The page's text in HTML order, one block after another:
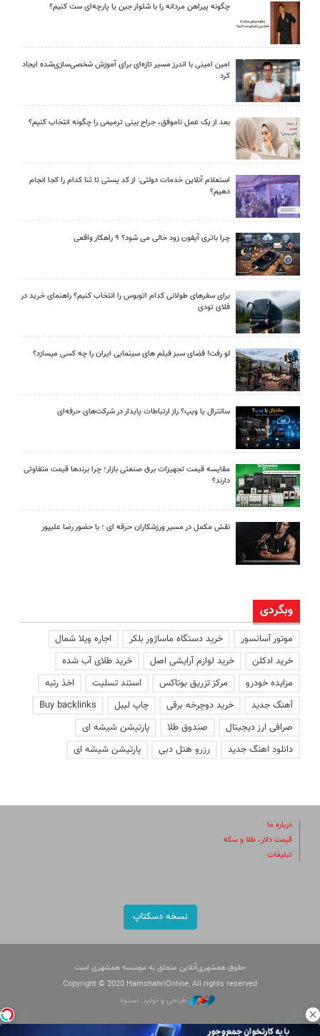
چگونه پیراهن مردانه را با شلوار جین یا پارچه‌ای ست کنیم؟
امین امینی با اندرز مسیر تازه‌ای برای آموزش شخصی‌سازی‌شده ایجاد
کرد
بعد از یک عمل ناموفق، جراح بینی ترمیمی را چگونه انتخاب کنیم؟
استعلام آنلاین خدمات دولتی: از کد پستی تا ثنا کدام را کجا انجام
دهیم؟
چرا باتری آیفون زود خالی می شود؟ ۹ راهکار واقعی
برای سفرهای طولانی کدام اتوبوس را انتخاب کنیم؟ راهنمای خرید در
فلای تودی
لو رفت! فضای سبز فیلم های سینمایی ایران را چه کسی میسازد؟
سانترال یا ویپ؟ راز ارتباطات پایدار در شرکت‌های حرفه‌ای
مقایسه قیمت تجهیزات برق صنعتی بازار؛ چرا برندها قیمت متفاوتی
دارند؟
نقش مکمل در مسیر ورزشکاران حرفه ای ؛ با حضور رضا علیپور
وبگردی
موتور آسانسور خرید دستگاه ماساژور بلکر
اجاره ویلا شمال
خرید ادکلن
خرید لوازم آرایشی اصل
خرید طلای آب شده
مزایده خودرو
مرکز تزریق بوتاکس استند تسلیت
اخذ رتبه
آهنگ جدید
خرید دوچرخه برقی چاپ لیبل
Buy backlinks
صرافی ارز دیجیتال
صندوق طلا
پارتیشن شیشه ای
دانلود اهنگ جدید
رزرو هتل دبی پارتیشن شیشه ای
درباره ما
قیمت دلار، طلا و سکه
تبلیغات
نسخه دسکتاپ
حقوق همشهری‌آنلاین متعلق به موسسه همشهری است
Copyright © 2020 HamshahriOnline, All rights reserved
طراحی و تولید: نستوه